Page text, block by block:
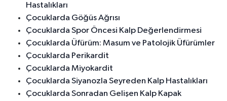
Hastalıkları
Çocuklarda Göğüs Ağrısı
Çocuklarda Spor Öncesi Kalp Değerlendirmesi
Çocuklarda Üfürüm: Masum ve Patolojik Üfürümler
Çocuklarda Perikardit
Çocuklarda Miyokardit
Çocuklarda Siyanozla Seyreden Kalp Hastalıkları
Çocuklarda Sonradan Gelişen Kalp Kapak